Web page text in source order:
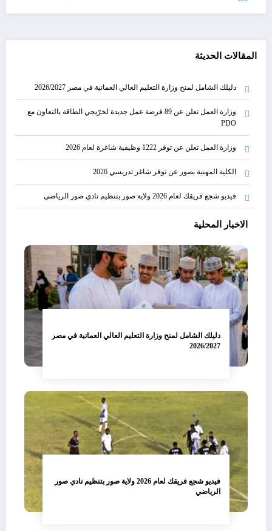
المقالات الحديثة
دليلك الشامل لمنح وزارة التعليم العالي العمانية في مصر 2026/2027
وزارة العمل تعلن عن 89 فرصة عمل جديدة لخرّيجي الطاقة بالتعاون مع
PDO
وزارة العمل تعلن عن توفر 1222 وظيفية شاغرة لعام 2026
الكلية المهنية بصور عن توفر شاغر تدريسي 2026
فيديو شجع فريقك لعام 2026 ولاية صور بتنظيم نادي صور الرياضي
الاخبار المحلية
دليلك الشامل لمنح وزارة التعليم العالي العمانية في مصر
2026/2027
فيديو شجع فريقك لعام 2026 ولاية صور بتنظيم نادي صور
الرياضي